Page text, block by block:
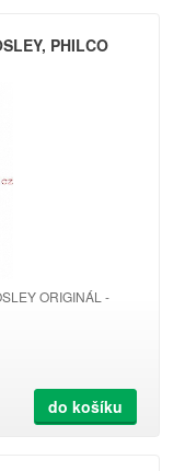
PHILCO
ORIGINÁL -
do košíku